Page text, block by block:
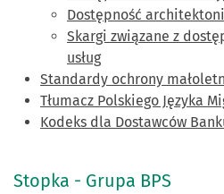
Dostępność
Skargi związane z
usług
Standardy ochrony
Tłumacz Polskiego Języka
Kodeks dla Dostawców
Stopka - Grupa BPS